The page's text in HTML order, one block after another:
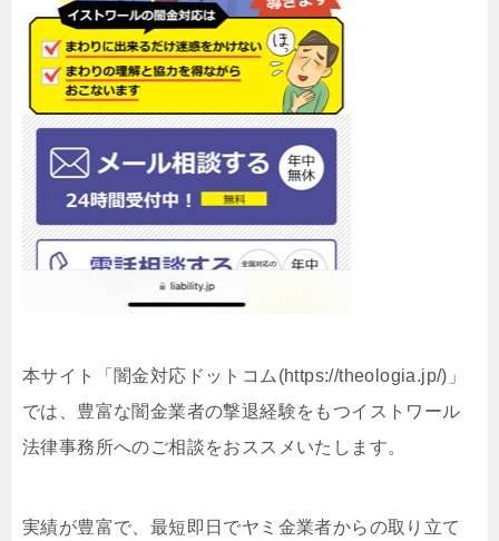
本サイト「闇金対応ドットコム(https://theologia.jp/)」
では、豊富な闇金業者の撃退経験をもつイストワール
法律事務所へのご相談をおススメいたします。
実績が豊富で、最短即日でヤミ金業者からの取り立て